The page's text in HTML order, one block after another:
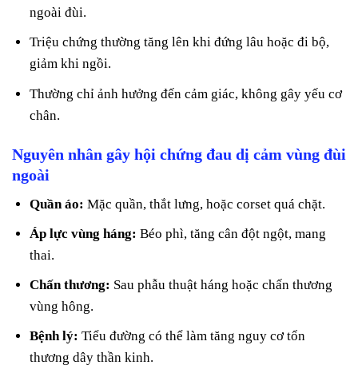
ngoài đùi.
Triệu chứng thường tăng lên khi đứng lâu hoặc đi bộ,
giảm khi ngồi.
Thường chỉ ảnh hưởng đến cảm giác, không gây yếu cơ
chân.
Nguyên nhân gây hội chứng đau dị cảm vùng đùi
ngoài
Quần áo: Mặc quần, thắt lưng, hoặc corset quá chặt.
Áp lực vùng háng: Béo phì, tăng cân đột ngột, mang
thai.
Chấn thương: Sau phẫu thuật háng hoặc chấn thương
vùng hông.
Bệnh lý: Tiểu đường có thể làm tăng nguy cơ tổn
thương dây thần kinh.